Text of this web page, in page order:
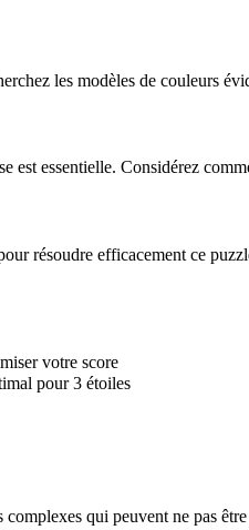
les modèles de couleurs
est essentielle. Considérez
résoudre efficacement ce
votre score
pour 3 étoiles
qui peuvent ne pas